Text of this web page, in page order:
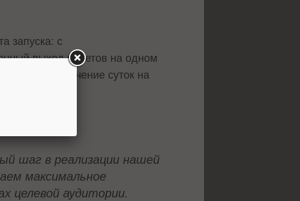
запуска: с
выход макетов на одном
вещание в течение суток на
шаг в реализации нашей
максимальное
целевой аудитории.